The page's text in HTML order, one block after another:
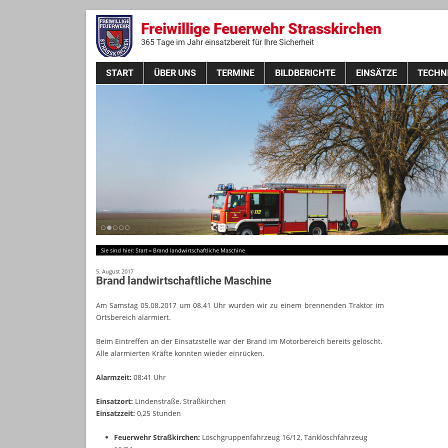
Freiwillige Feuerwehr Strasskirchen
365 Tage im Jahr einsatzbereit für Ihre Sicherheit
Zum
springen
START ÜBER UNS TERMINE
THL Lehrgang 2020
BILDBERICHTE EINSÄTZE
Fahrzeuge
Ausrüstung
Sie sind hier: Start » Brand landwirtschaftliche Maschine
5. August 2017
Brand landwirtschaftliche Maschine
Am Samstag 05.08.2017 um 08.41 Uhr wurden wir zu einem brennenden Traktor im
Ortsbereich alarmiert.
Beim Eintreffen an der Einsatzstelle war der Brand im Motorbereich bereits gelöscht.
Alle alarmierten Kräfte konnten wieder einrücken.
Alarmzeit: 08:41 Uhr
Einsatzort: Lindenstraße, Straßkirchen
Einsatzzeit: 0,25 Stunden
Feuerwehr Straßkirchen: Löschgruppenfahrzeug 16/12, Tanklöschfahrzeug